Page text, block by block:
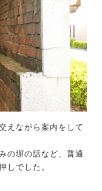
えながら案内をして
の塀の話など、普通
しでした。